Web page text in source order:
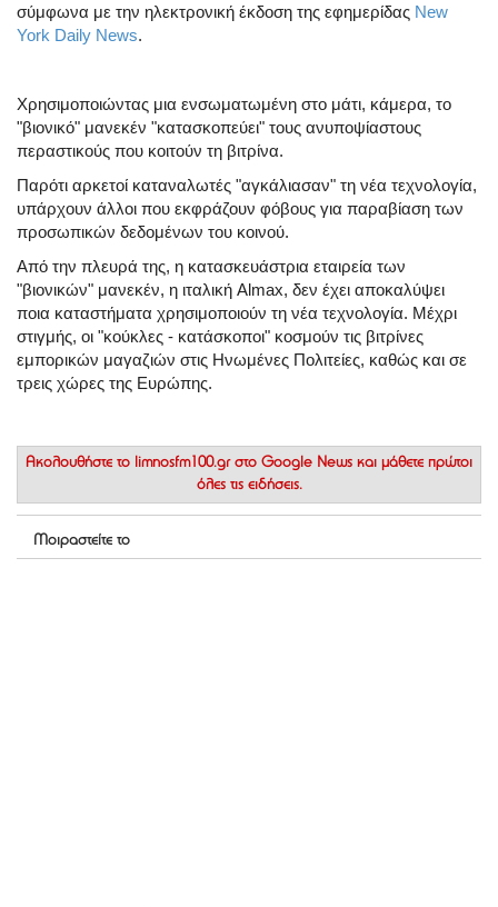
σύμφωνα με την ηλεκτρονική έκδοση της εφημερίδας New
York Daily News.
Χρησιμοποιώντας μια ενσωματωμένη στο μάτι, κάμερα, το
"βιονικό" μανεκέν "κατασκοπεύει" τους ανυποψίαστους
περαστικούς που κοιτούν τη βιτρίνα.
Παρότι αρκετοί καταναλωτές "αγκάλιασαν" τη νέα τεχνολογία,
υπάρχουν άλλοι που εκφράζουν φόβους για παραβίαση των
προσωπικών δεδομένων του κοινού.
Από την πλευρά της, η κατασκευάστρια εταιρεία των
"βιονικών" μανεκέν, η ιταλική Almax, δεν έχει αποκαλύψει
ποια καταστήματα χρησιμοποιούν τη νέα τεχνολογία. Μέχρι
στιγμής, οι "κούκλες - κατάσκοποι" κοσμούν τις βιτρίνες
εμπορικών μαγαζιών στις Ηνωμένες Πολιτείες, καθώς και σε
τρεις χώρες της Ευρώπης.
Ακολουθήστε το limnosfm100.gr στο Google News και μάθετε πρώτοι
όλες τις ειδήσεις.
Μοιραστείτε το